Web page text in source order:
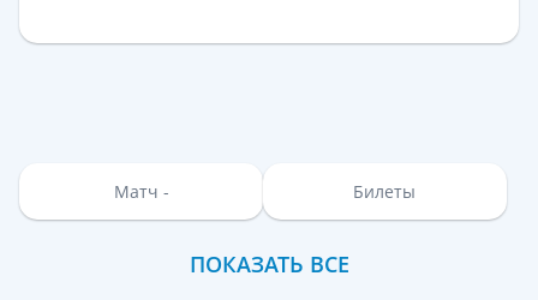
Матч - Билеты
ПОКАЗАТЬ ВСЕ